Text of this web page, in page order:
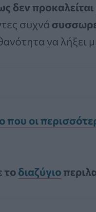
δεν
συχνά
να λήξει
που οι
το διαζύγιο